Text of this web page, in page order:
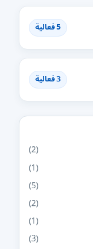
5 فعالية
3 فعالية
(2)
(1)
(5)
(2)
(1)
(3)